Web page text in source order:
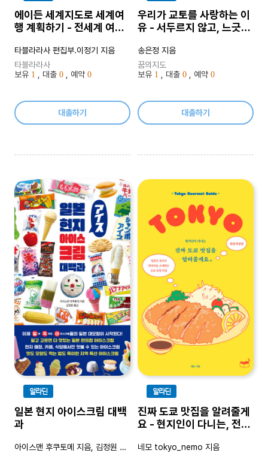
에이든 세계지도로 세계여
행 계획하기 - 전세계 여행/
계지도, 2024-2025 개정
2판
타블라라사 편집부.이정기 지음
타블라라사
보유 1 , 대출 0 , 예약 0
대출하기
우리가 교토를 사랑하는 이
유 - 서두르지 않고, 느긋하
송은정 지음
꿈의지도
보유 1 , 대출 0 , 예약 0
대출하기
알라딘
일본 현지 아이스크림 대백
과
아이스맨 후쿠토메 지음, 김정원 옮김
알라딘
진짜 도쿄 맛집을 알려줄게
요 - 현지인이 다니는, 전면
네모 tokyo_nemo 지음